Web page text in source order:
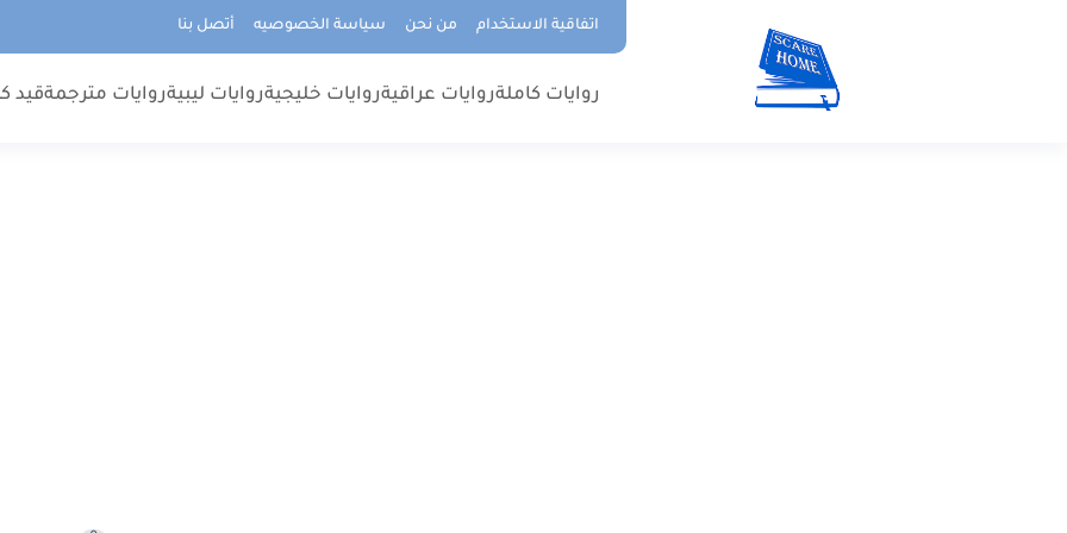
اتفاقية الاستخدام من نحن سياسة الخصوصيه أتصل بنا
روايات كاملةروايات عراقيةروايات خليجيةروايات ليبيةروايات مترجمةقيد